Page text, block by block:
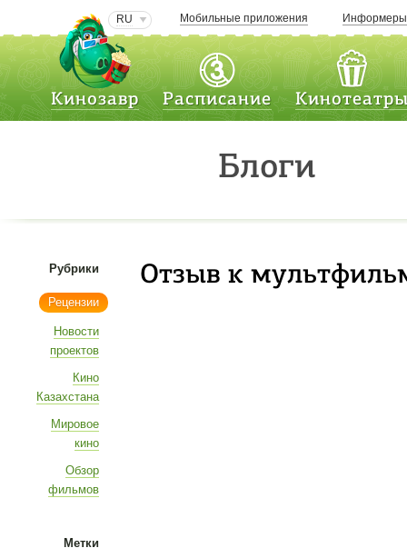
RU Мобильные приложения Информеры
Кинозавр Расписание
Блоги
Рубрики
Рецензии
Новости
проектов
Кино
Казахстана
Мировое
кино
Обзор
фильмов
Метки
Отзыв к